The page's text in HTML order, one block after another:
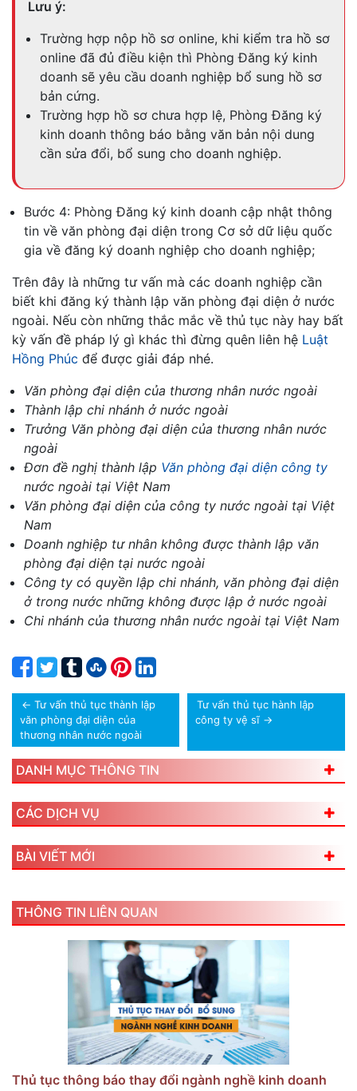
Lưu ý:
Trường hợp nộp hồ sơ online, khi kiểm tra hồ sơ
online đã đủ điều kiện thì Phòng Đăng ký kinh
doanh sẽ yêu cầu doanh nghiệp bổ sung hồ sơ
bản cứng.
Trường hợp hồ sơ chưa hợp lệ, Phòng Đăng ký
kinh doanh thông báo bằng văn bản nội dung
cần sửa đổi, bổ sung cho doanh nghiệp.
Bước 4: Phòng Đăng ký kinh doanh cập nhật thông
tin về văn phòng đại diện trong Cơ sở dữ liệu quốc
gia về đăng ký doanh nghiệp cho doanh nghiệp;
Trên đây là những tư vấn mà các doanh nghiệp cần
biết khi đăng ký thành lập văn phòng đại diện ở nước
ngoài. Nếu còn những thắc mắc về thủ tục này hay bất
kỳ vấn đề pháp lý gì khác thì đừng quên liên hệ Luật
Hồng Phúc để được giải đáp nhé.
Văn phòng đại diện của thương nhân nước ngoài
Thành lập chi nhánh ở nước ngoài
Trưởng Văn phòng đại diện của thương nhân nước
ngoài
Đơn đề nghị thành lập Văn phòng đại diện công ty
nước ngoài tại Việt Nam
Văn phòng đại diện của công ty nước ngoài tại Việt
Nam
Doanh nghiệp tư nhân không được thành lập văn
phòng đại diện tại nước ngoài
Công ty có quyền lập chi nhánh, văn phòng đại diện
ở trong nước những không được lập ở nước ngoài
Chi nhánh của thương nhân nước ngoài tại Việt Nam
← Tư vấn thủ tục thành lập
văn phòng đại diện của
thương nhân nước ngoài
Tư vấn thủ tục hành lập
công ty vệ sĩ →
DANH MỤC THÔNG TIN
CÁC DỊCH VỤ
BÀI VIẾT MỚI
THÔNG TIN LIÊN QUAN
Thủ tục thông báo thay đổi ngành nghề kinh doanh